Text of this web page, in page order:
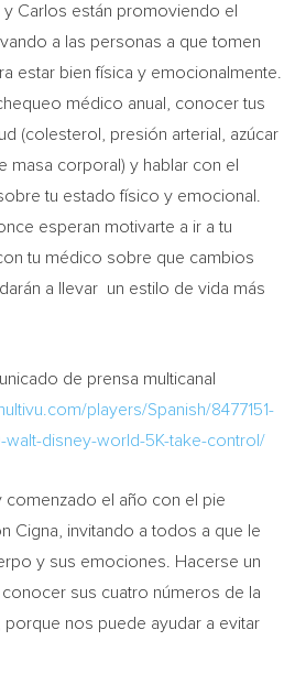
Carlos están promoviendo el
a las personas a que tomen
estar bien física y emocionalmente.
médico anual, conocer tus
(colesterol, presión arterial, azúcar
masa corporal) y hablar con el
tu estado físico y emocional.
esperan motivarte a ir a tu
tu médico sobre que cambios
a llevar un estilo de vida más
de prensa multicanal
players/Spanish/8477151-
walt-disney-world-5K-take-control/
comenzado el año con el pie
Cigna, invitando a todos a que le
y sus emociones. Hacerse un
sus cuatro números de la
porque nos puede ayudar a evitar